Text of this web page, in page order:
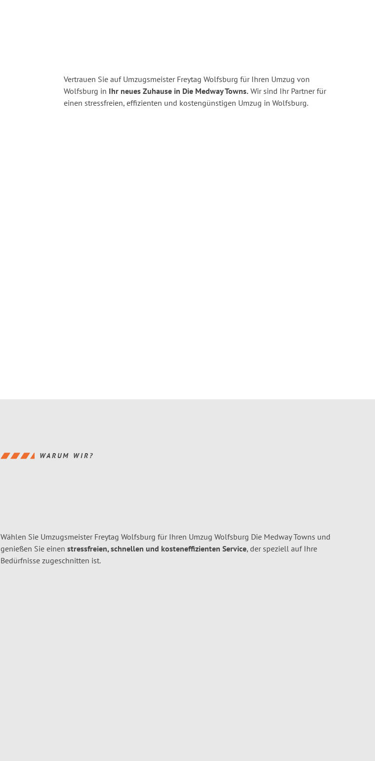
Vertrauen Sie auf Umzugsmeister Freytag Wolfsburg für Ihren Umzug von
Wolfsburg in Ihr neues Zuhause in Die Medway Towns. Wir sind Ihr Partner für
einen stressfreien, effizienten und kostengünstigen Umzug in Wolfsburg.
WARUM WIR?
Wählen Sie Umzugsmeister Freytag Wolfsburg für Ihren Umzug Wolfsburg Die Medway Towns und
genießen Sie einen stressfreien, schnellen und kosteneffizienten Service, der speziell auf Ihre
Bedürfnisse zugeschnitten ist.